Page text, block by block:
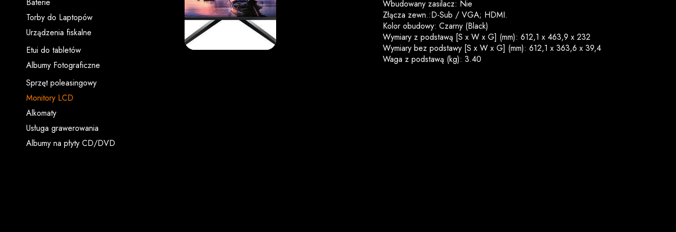
Torby do Laptopów
Urządzenia fiskalne
Etui do tabletów
Albumy Fotograficzne
Sprzęt poleasingowy
Monitory LCD
Alkomaty
Usługa grawerowania
Albumy na płyty CD/DVD
Wbudowany zasilacz: Nie
Złącza zewn.:D-Sub / VGA; HDMI.
Kolor obudowy: Czarny (Black)
Wymiary z podstawą [S x W x G] (mm): 612,1 x 463,9 x 232
Wymiary bez podstawy [S x W x G] (mm): 612,1 x 363,6 x 39,4
Waga z podstawą (kg): 3.40